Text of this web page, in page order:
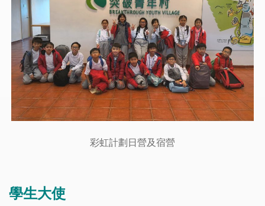
彩虹計劃日營及宿營
學生大使